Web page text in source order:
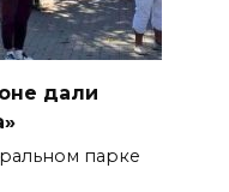
дали
парке